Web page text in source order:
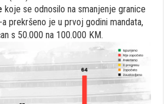
koje se odnosilo na smanjenje granice
prekršeno je u prvoj godini mandata,
s 50.000 na 100.000 KM.